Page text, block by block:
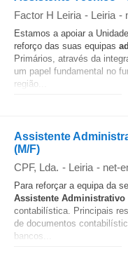
Factor H Leiria - Leiria -
Estamos a apoiar a
reforço das suas equipas
Primários, através da
um papel fundamental no
região...
Assistente
(M/F)
CPF, Lda. - Leiria - net-
Para reforçar a equipa da
Assistente Administrativo
contabilística. Principais
de documentos
bancos...